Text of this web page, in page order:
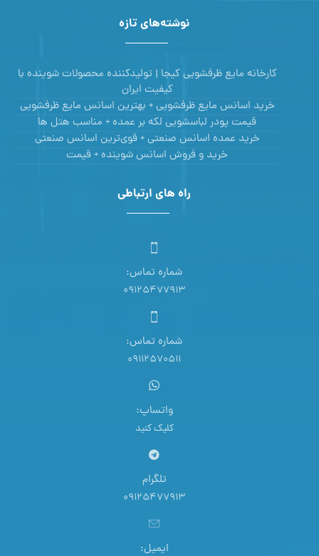
نوشته‌های تازه
کارخانه مایع ظرفشویی کیجا | تولیدکننده محصولات شوینده با
کیفیت ایران
خرید اسانس مایع ظرفشویی + بهترین اسانس مایع ظرفشویی
قیمت پودر لباسشویی لکه بر عمده + مناسب هتل ها
خرید عمده اسانس صنعتی + قوی‌ترین اسانس‌ صنعتی
خرید و فروش اسانس شوینده + قیمت
راه های ارتباطی
شماره تماس:
09125477913
شماره تماس:
09112570511
واتساپ:
کلیک کنید
تلگرام
09125477913
ایمیل: